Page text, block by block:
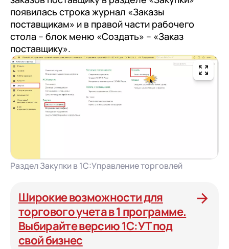
появилась строка журнал «Заказы
поставщикам» и в правой части рабочего
стола – блок меню «Создать» – «Заказ
поставщику».
Раздел Закупки в 1С:Управление торговлей
Широкие возможности для
торгового учета в 1 программе.
Выбирайте версию 1С:УТ под
свой бизнес